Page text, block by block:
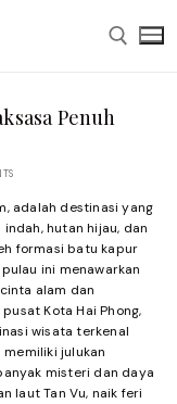
Penuh
adalah destinasi yang
hutan hijau, dan
formasi batu kapur
ini menawarkan
alam dan
Kota Hai Phong,
wisata terkenal
memiliki julukan
misteri dan daya
laut Tan Vu, naik feri